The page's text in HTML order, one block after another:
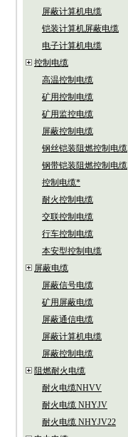
屏蔽计算机电缆
铠装计算机屏蔽电缆
电子计算机电缆
控制电缆
高温控制电缆
矿用控制电缆
矿用监控电缆
屏蔽控制电缆
钢丝铠装阻燃控制电缆
钢带铠装阻燃控制电缆
控制电缆*
耐火控制电缆
交联控制电缆
行车控制电缆
本安型控制电缆
屏蔽电缆
屏蔽信号电缆
矿用屏蔽电缆
屏蔽通信电缆
屏蔽计算机电缆
屏蔽控制电缆
阻燃耐火电缆
耐火电缆NHVV
耐火电缆 NHYJV
耐火电缆 NHYJV22